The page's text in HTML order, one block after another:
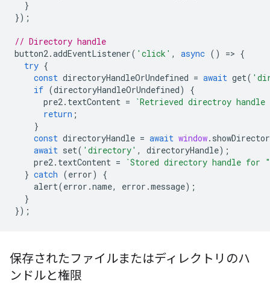
}
});
// Directory handle
button2.addEventListener( 'click' , async () => {
try {
const directoryHandleOrUndefined = await get(
if (directoryHandleOrUndefined)
{
pre2. textContent =
`Retrieved directroy
return ;
}
const directoryHandle = await window.
await set( 'directory' , directoryHandle);
pre2. textContent =
`Stored directory handle for "
} catch (error)
{
alert(error .name, error .message);
}
});
保存されたファイルまたはディレクトリのハ
ンドルと権限